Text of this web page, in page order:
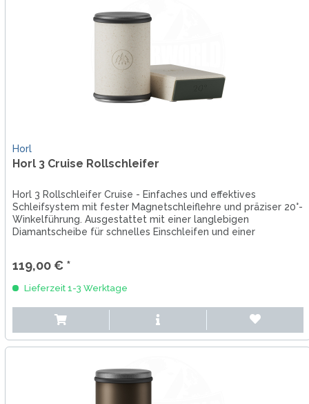
Horl
Horl 3 Cruise Rollschleifer
Horl 3 Rollschleifer Cruise - Einfaches und effektives
Schleifsystem mit fester Magnetschleiflehre und präziser 20°-
Winkelführung. Ausgestattet mit einer langlebigen
Diamantscheibe für schnelles Einschleifen und einer
119,00 € *
Lieferzeit 1-3 Werktage